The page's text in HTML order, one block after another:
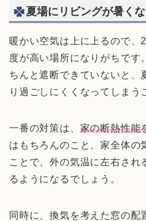
夏場にリビングが暑く
暖かい空気は上に上るので、
度が高い場所になりがちです
ちんと遮断できていないと、
り過ごしにくくなってしまう
一番の対策は、 家の断熱性能
はもちろんのこと、家全体の
ことで、外の気温に左右され
るようになるでしょう。
同時に、換気を考えた窓の配